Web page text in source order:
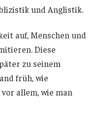
und Anglistik.
auf, Menschen und
Diese
zu seinem
früh, wie
allem, wie man